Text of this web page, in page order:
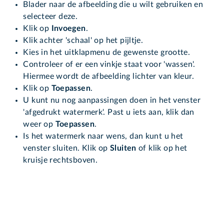
Blader naar de afbeelding die u wilt gebruiken en
selecteer deze.
Klik op
Invoegen.
Klik achter 'schaal' op het pijltje.
Kies in het uitklapmenu de gewenste grootte.
Controleer of er een vinkje staat voor 'wassen'.
Hiermee wordt de afbeelding lichter van kleur.
Klik op Toepassen.
U kunt nu nog aanpassingen doen in het venster
'afgedrukt watermerk'. Past u iets aan, klik dan
weer op Toepassen.
Is het watermerk naar wens, dan kunt u het
venster sluiten. Klik op Sluitenof klik op het
kruisje rechtsboven.